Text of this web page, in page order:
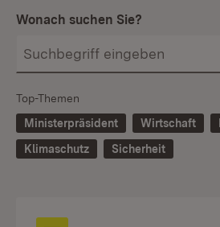
Wonach suchen Sie?
Top-Themen
Ministerpräsident
Wirtschaft
Klimaschutz
Sicherheit